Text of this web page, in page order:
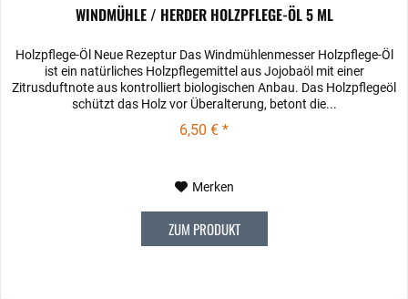
WINDMÜHLE / HERDER HOLZPFLEGE-ÖL 5 ML
Holzpflege-Öl Neue Rezeptur Das Windmühlenmesser Holzpflege-Öl
ist ein natürliches Holzpflegemittel aus Jojobaöl mit einer
Zitrusduftnote aus kontrolliert biologischen Anbau. Das Holzpflegeöl
schützt das Holz vor Überalterung, betont die...
6,50 € *
Merken
ZUM PRODUKT